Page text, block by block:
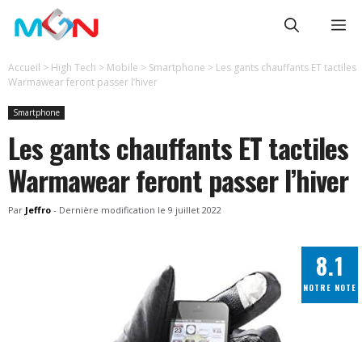
au
contenu
Accueil > High Tech > Mobile > Smartphone > Les gants chauffants ET tactiles
Warmawear feront passer l’hiver
Smartphone
Les gants chauffants ET tactiles
Warmawear feront passer l’hiver
Par Jeffro - Dernière modification le 9 juillet 2022
8.1
NOTRE NOTE